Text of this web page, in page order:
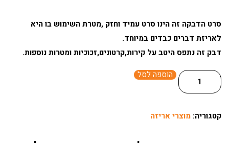
סרט הדבקה זה הינו סרט עמיד וחזק ,מטרת השימוש בו היא
לאריזת דברים כבדים במיוחד.
דבק זה נתפס היטב על קירות,קרטונים,זכוכיות ומטרות נוספות.
הוספה לסל
קטגוריה: מוצרי אריזה